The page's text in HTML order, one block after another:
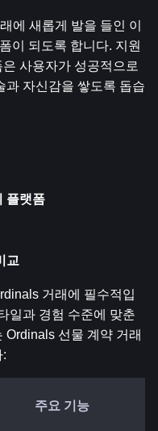
에 새롭게 발을 들인 이
이 되도록 합니다. 지원
사용자가 성공적으로
과 자신감을 쌓도록 돕습
플랫폼
교
거래에 필수적입
일과 경험 수준에 맞춘
Ordinals 선물 계약 거래
:
주요 기능